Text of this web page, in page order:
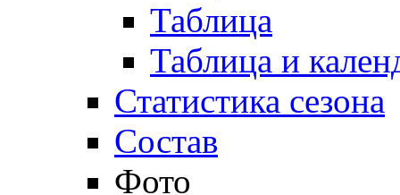
Таблица
Таблица и
Статистика сезона
Состав
Фото